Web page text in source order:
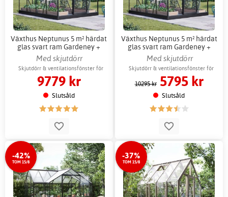
Växthus Neptunus 5 m² härdat
glas svart ram Gardeney +
Växthustillbehör
Med skjutdörr
Skjutdörr & ventilationsfönster för
bättre odling
9779 kr
Slutsåld
Växthus Neptunus 5 m² härdat
glas svart ram Gardeney +
Växthusbord
Med skjutdörr
Skjutdörr & ventilationsfönster för
bättre odling
10295 kr 5795 kr
Slutsåld
-42%
TOM 15/8
-37%
TOM 15/8